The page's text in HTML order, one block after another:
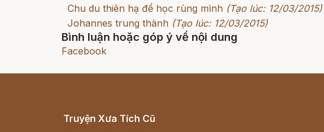
Chu du thiên hạ để học rùng mình (Tạo lúc: 12/03/2015)
Johannes trung thành (Tạo lúc: 12/03/2015)
Bình luận hoặc góp ý về nội dung
Facebook
Truyện Xưa Tích Cũ